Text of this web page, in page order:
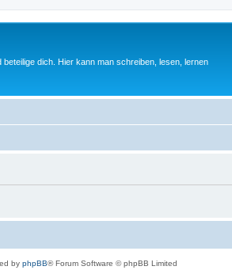
dich. Hier kann man schreiben, lesen, lernen
by phpBB® Forum Software © phpBB Limited